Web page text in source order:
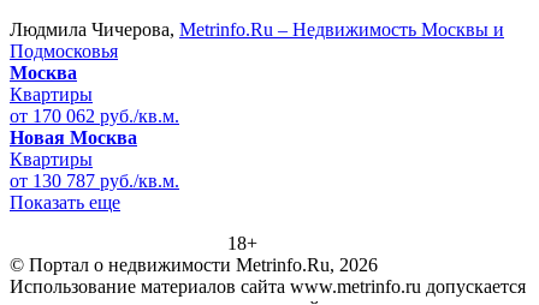
Людмила Чичерова, Metrinfo.Ru – Недвижимость Москвы и
Подмосковья
Москва
Квартиры
от 170 062 руб./кв.м.
Новая Москва
Квартиры
от 130 787 руб./кв.м.
Показать еще
18+
© Портал о недвижимости Metrinfo.Ru, 2026
Использование материалов сайта www.metrinfo.ru допускается